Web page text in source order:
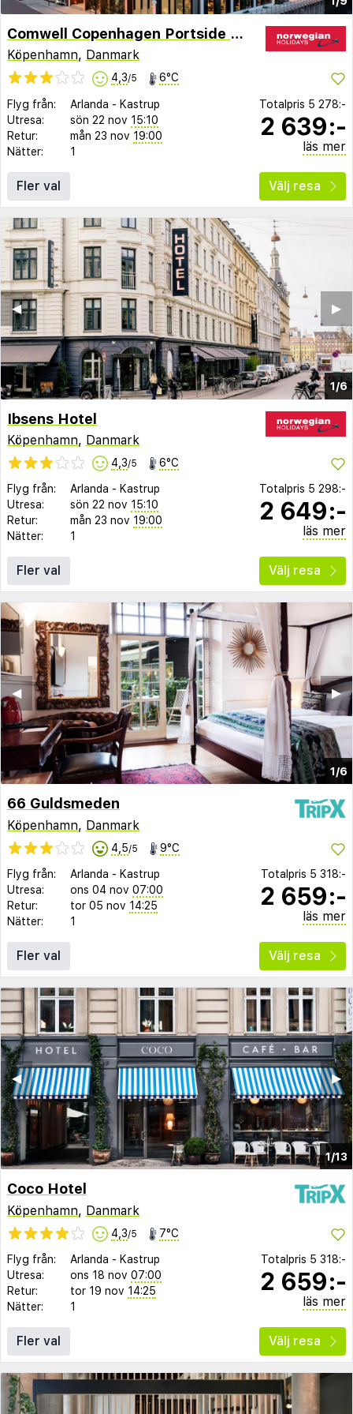
Comwell Copenhagen Portside Dolce by Wyndham
Köpenhamn, Danmark
4,3/5 6°C
Flyg från: Arlanda - Kastrup
Utresa:
sön 22 nov 15:10
Retur:
mån 23 nov 19:00
Nätter:
1
Totalpris 5 278:-
2 639:-
läs mer
Fler val Välj resa
1/6
▶︎
◀︎
Ibsens Hotel
Köpenhamn, Danmark
4,3/5 6°C
Flyg från: Arlanda - Kastrup
Utresa:
sön 22 nov 15:10
Retur:
mån 23 nov 19:00
Nätter:
1
Totalpris 5 298:-
2 649:-
läs mer
Fler val Välj resa
1/6
▶︎
◀︎
66 Guldsmeden
Köpenhamn, Danmark
4,5/5 9°C
Flyg från: Arlanda - Kastrup
Utresa:
ons 04 nov 07:00
Retur:
tor 05 nov 14:25
Nätter:
1
Totalpris 5 318:-
2 659:-
läs mer
Fler val Välj resa
1/13
▶︎
◀︎
Coco Hotel
Köpenhamn, Danmark
4,3/5 7°C
Flyg från: Arlanda - Kastrup
Utresa:
ons 18 nov 07:00
Retur:
tor 19 nov 14:25
Nätter:
1
Totalpris 5 318:-
2 659:-
läs mer
Fler val Välj resa